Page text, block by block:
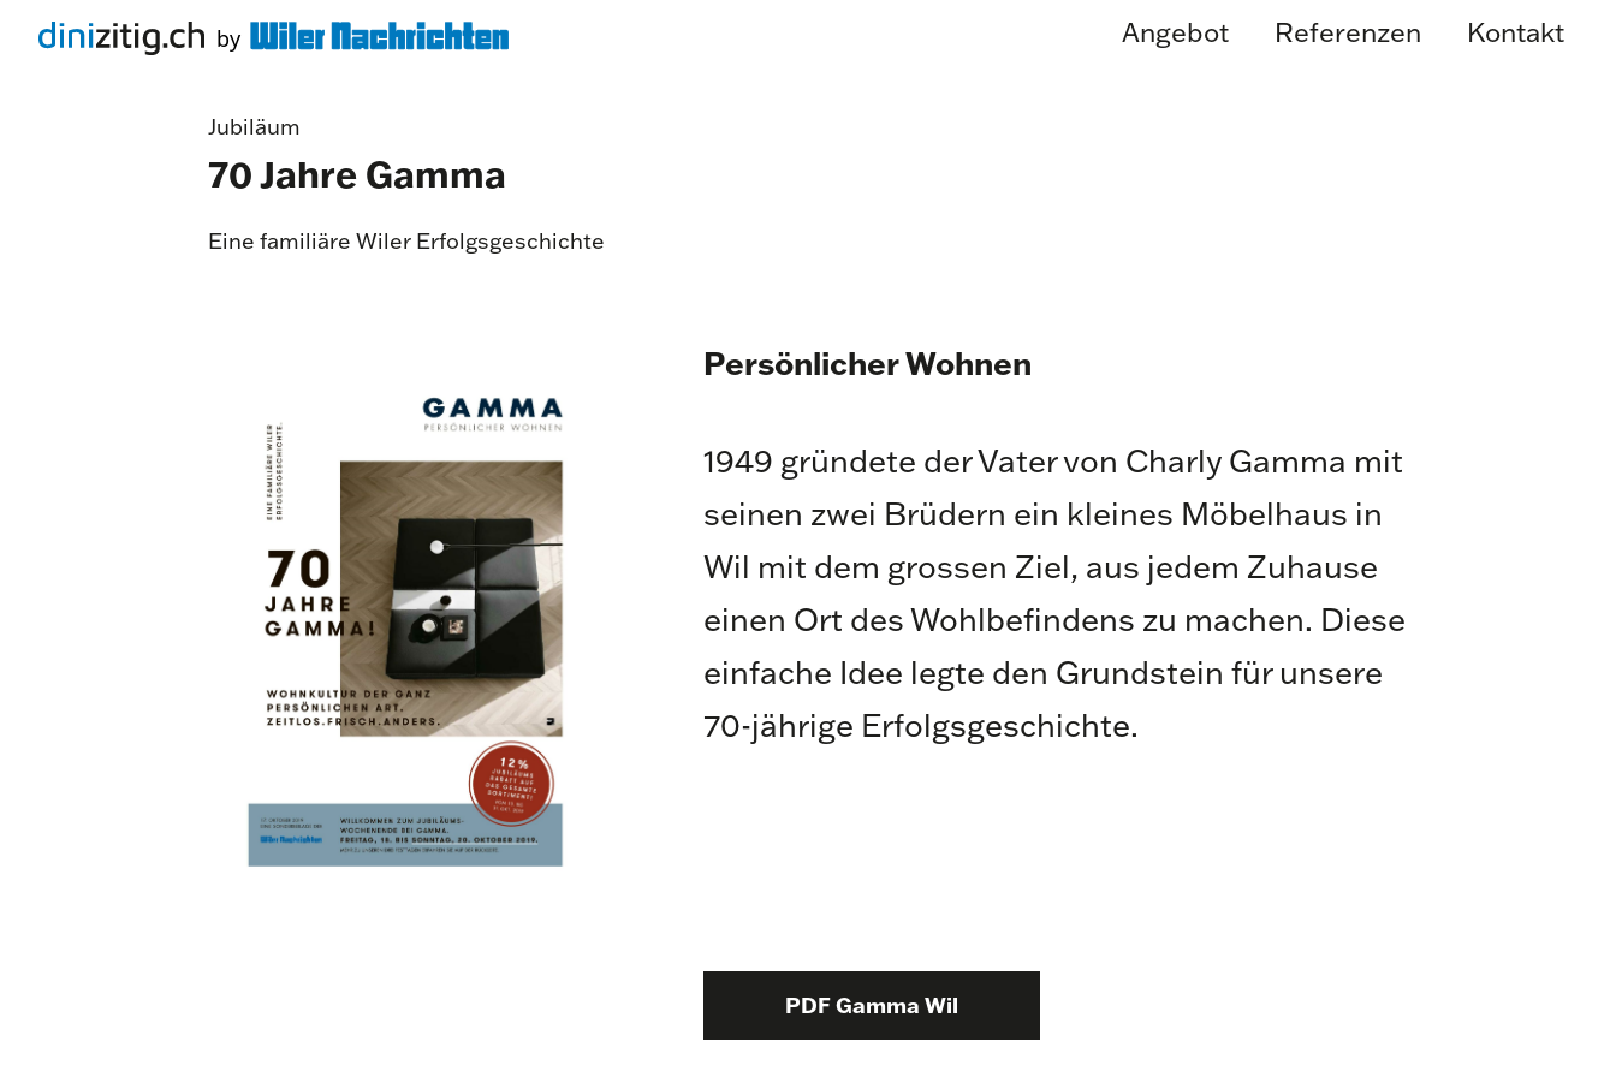
Angebot Referenzen Kontakt
Jubiläum
70 Jahre Gamma
Eine familiäre Wiler Erfolgsgeschichte
Persönlicher Wohnen
1949 gründete der Vater von Charly Gamma mit
seinen zwei Brüdern ein kleines Möbelhaus in
Wil mit dem grossen Ziel, aus jedem Zuhause
einen Ort des Wohlbefindens zu machen. Diese
einfache Idee legte den Grundstein für unsere
70-jährige Erfolgsgeschichte.
PDF Gamma Wil